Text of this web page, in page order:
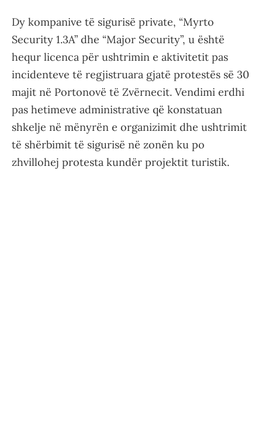
Dy kompanive të sigurisë private, “Myrto
Security 1.3A” dhe “Major Security”, u është
hequr licenca për ushtrimin e aktivitetit pas
incidenteve të regjistruara gjatë protestës së 30
majit në Portonovë të Zvërnecit. Vendimi erdhi
pas hetimeve administrative që konstatuan
shkelje në mënyrën e organizimit dhe ushtrimit
të shërbimit të sigurisë në zonën ku po
zhvillohej protesta kundër projektit turistik.